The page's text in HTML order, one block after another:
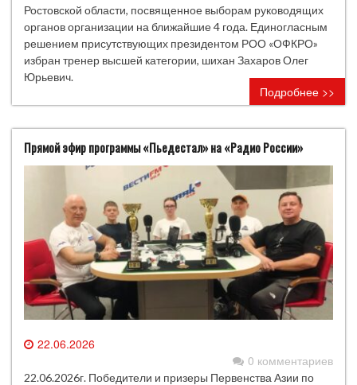
Ростовской области, посвященное выборам руководящих
органов организации на ближайшие 4 года. Единогласным
решением присутствующих президентом РОО «ОФКРО»
избран тренер высшей категории, шихан Захаров Олег
Юрьевич.
Подробнее >>
Прямой эфир программы «Пьедестал» на «Радио России»
22.06.2026
0 комментариев
22.06.2026г. Победители и призеры Первенства Азии по